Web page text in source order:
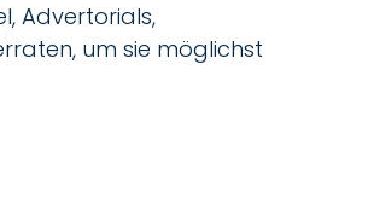
Advertorials,
um sie möglichst